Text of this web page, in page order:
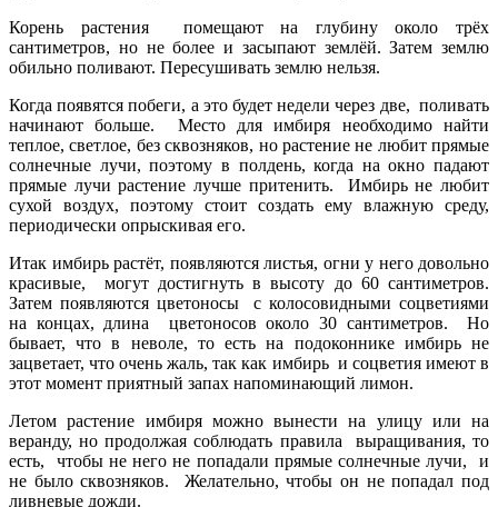
Корень растения помещают на глубину около трёх
сантиметров, но не более и засыпают землёй. Затем землю
обильно поливают. Пересушивать землю нельзя.
Когда появятся побеги, а это будет недели через две, поливать
начинают больше. Место для имбиря необходимо найти
теплое, светлое, без сквозняков, но растение не любит прямые
солнечные лучи, поэтому в полдень, когда на окно падают
прямые лучи растение лучше притенить. Имбирь не любит
сухой воздух, поэтому стоит создать ему влажную среду,
периодически опрыскивая его.
Итак имбирь растёт, появляются листья, огни у него довольно
красивые, могут достигнуть в высоту до 60 сантиметров.
Затем появляются цветоносы с колосовидными соцветиями
на концах, длина цветоносов около 30 сантиметров. Но
бывает, что в неволе, то есть на подоконнике имбирь не
зацветает, что очень жаль, так как имбирь и соцветия имеют в
этот момент приятный запах напоминающий лимон.
Летом растение имбиря можно вынести на улицу или на
веранду, но продолжая соблюдать правила выращивания, то
есть, чтобы не него не попадали прямые солнечные лучи, и
не было сквозняков. Желательно, чтобы он не попадал под
ливневые дожди.